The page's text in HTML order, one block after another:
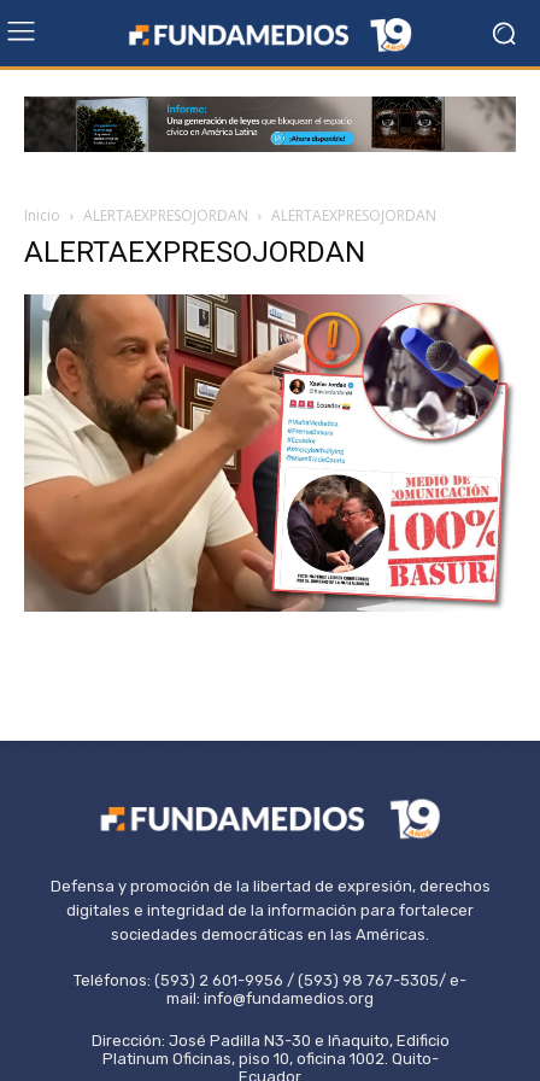
Inicio ALERTAEXPRESOJORDAN ALERTAEXPRESOJORDAN
ALERTAEXPRESOJORDAN
Defensa y promoción de la libertad de expresión, derechos
digitales e integridad de la información para fortalecer
sociedades democráticas en las Américas.
Teléfonos: (593) 2 601-9956 / (593) 98 767-5305/ e-
mail: info@fundamedios.org
Dirección: José Padilla N3-30 e Iñaquito, Edificio
Platinum Oficinas, piso 10, oficina 1002. Quito-
Ecuador